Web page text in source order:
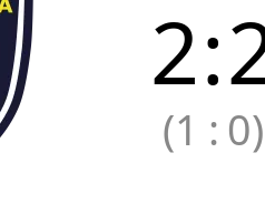
2:
(1 : 0)